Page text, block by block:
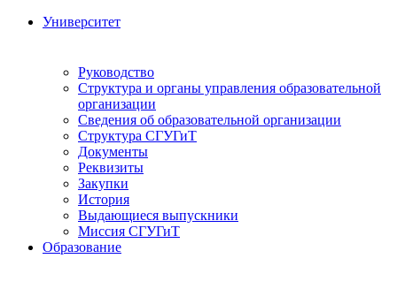
Университет
Руководство
Структура и органы управления образовательной
организации
Сведения об образовательной организации
Структура СГУГиТ
Документы
Реквизиты
Закупки
История
Выдающиеся выпускники
Миссия СГУГиТ
Образование